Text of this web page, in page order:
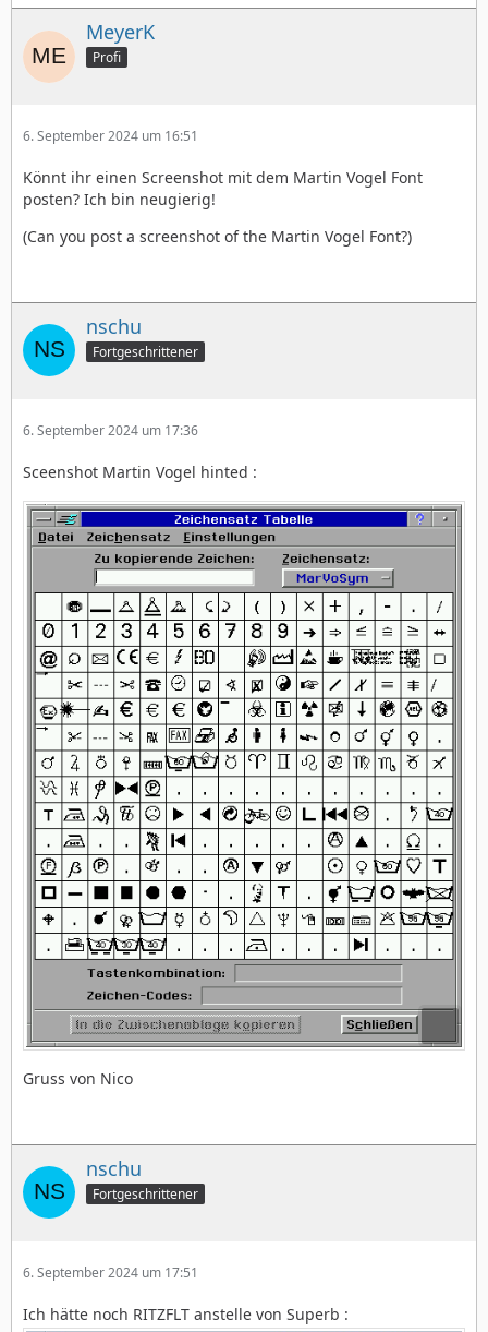
MeyerK
Profi
6. September 2024 um 16:51
Könnt ihr einen Screenshot mit dem Martin Vogel Font
posten? Ich bin neugierig!
(Can you post a screenshot of the Martin Vogel Font?)
nschu
Fortgeschrittener
6. September 2024 um 17:36
Sceenshot Martin Vogel hinted :
Gruss von Nico
nschu
Fortgeschrittener
6. September 2024 um 17:51
Ich hätte noch RITZFLT anstelle von Superb :